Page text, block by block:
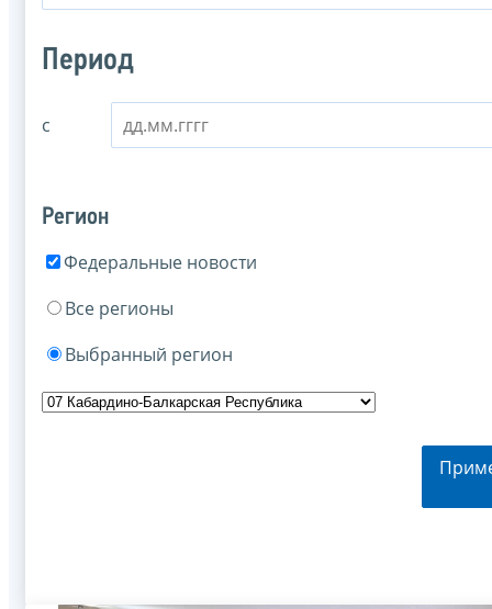
Период
с
Регион
Федеральные новости
Все регионы
Выбранный регион